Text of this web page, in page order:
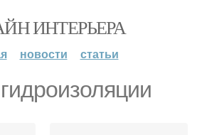
ИНТЕРЬЕРА
новости статьи